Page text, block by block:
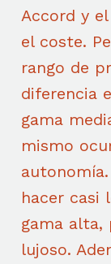
Accord y
el coste.
rango de
diferencia
gama
mismo
hacer casi
gama alta,
lujoso.